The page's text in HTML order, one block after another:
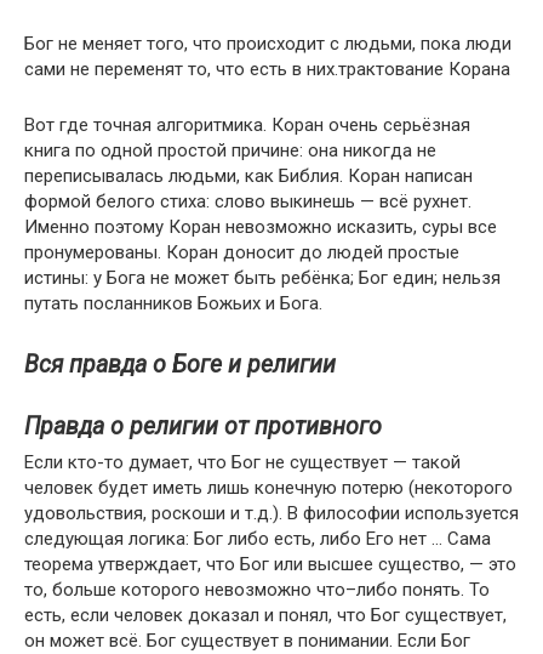
Бог не меняет того, что происходит с людьми, пока люди
сами не переменят то, что есть в них.трактование Корана
Вот где точная алгоритмика. Коран очень серьёзная
книга по одной простой причине: она никогда не
переписывалась людьми, как Библия. Коран написан
формой белого стиха: слово выкинешь — всё рухнет.
Именно поэтому Коран невозможно исказить, суры все
пронумерованы. Коран доносит до людей простые
истины: у Бога не может быть ребёнка; Бог един; нельзя
путать посланников Божьих и Бога.
Вся правда о Боге и религии
Правда о религии от противного
Если кто-то думает, что Бог не существует — такой
человек будет иметь лишь конечную потерю (некоторого
удовольствия, роскоши и т.д.). В философии используется
следующая логика: Бог либо есть, либо Его нет … Сама
теорема утверждает, что Бог или высшее существо, — это
то, больше которого невозможно что–либо понять. То
есть, если человек доказал и понял, что Бог существует,
он может всё. Бог существует в понимании. Если Бог